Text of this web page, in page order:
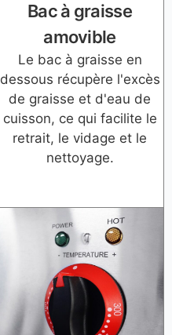
Bac à graisse
amovible
Le bac à graisse en
dessous récupère l'excès
de graisse et d'eau de
cuisson, ce qui facilite le
retrait, le vidage et le
nettoyage.